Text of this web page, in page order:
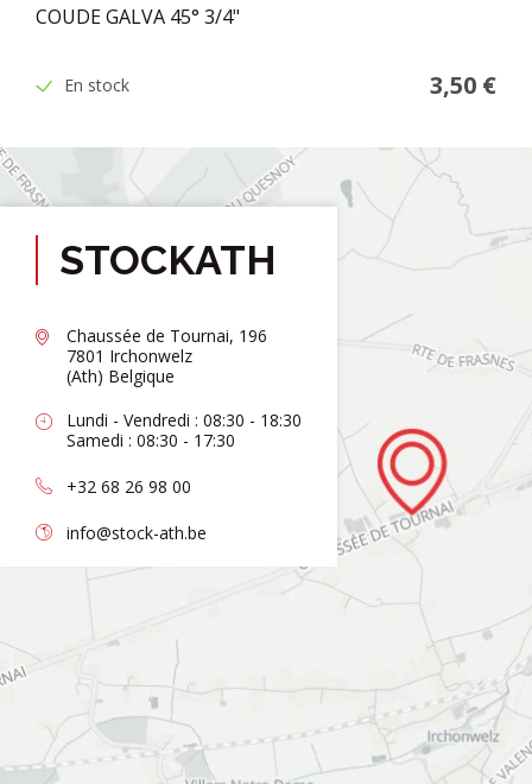
COUDE GALVA 45° 3/4"
En stock 3,50 €
STOCKATH
Chaussée de Tournai, 196
7801 Irchonwelz
(Ath) Belgique
Lundi - Vendredi : 08:30 - 18:30
Samedi : 08:30 - 17:30
+32 68 26 98 00
info@stock-ath.be